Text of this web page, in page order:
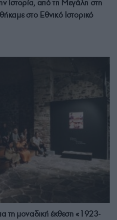
Ιστορία, από τη Μεγάλη στη
στο Εθνικό Ιστορικό
τη μοναδική έκθεση «1923-